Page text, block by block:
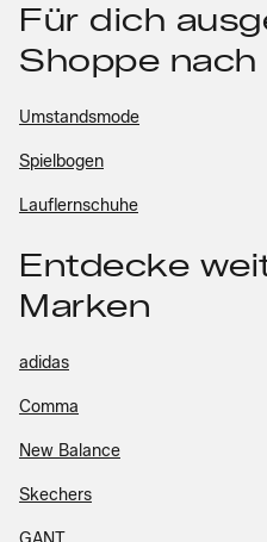
Für dich
Shoppe nach
Umstandsmode
Spielbogen
Lauflernschuhe
Entdecke
Marken
adidas
Comma
New Balance
Skechers